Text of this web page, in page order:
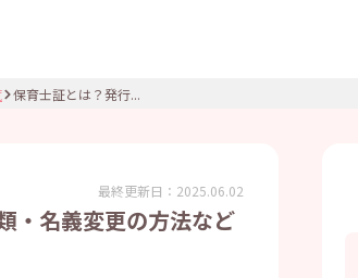
保育士証とは？発行...
最終更新日： 2025.06.02
・名義変更の方法など